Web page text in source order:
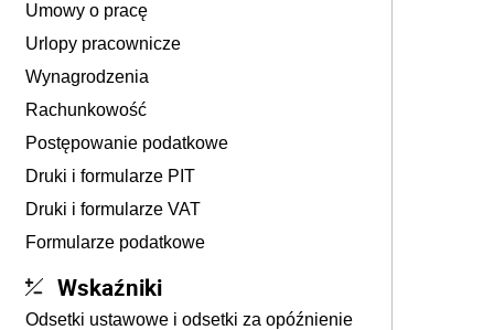
Umowy o pracę
Urlopy pracownicze
Wynagrodzenia
Rachunkowość
Postępowanie podatkowe
Druki i formularze PIT
Druki i formularze VAT
Formularze podatkowe
Wskaźniki
Odsetki ustawowe i odsetki za opóźnienie